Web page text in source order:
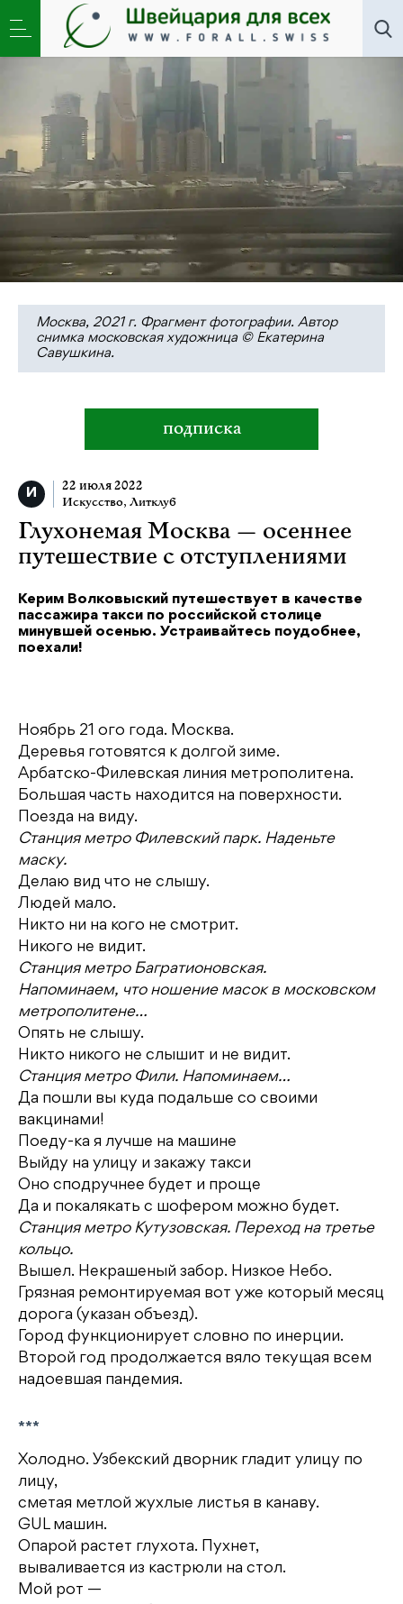
Искусство, Литклуб,Новости»Глухонемая Москва
— осеннее путешествие с отступлениями
Москва, 2021 г. Фрагмент фотографии. Автор
снимка московская художница © Екатерина
Савушкина.
подписка
22 июля 2022
Искусство, Литклуб
Глухонемая Москва — осеннее
путешествие с отступлениями
Керим Волковыский путешествует в качестве
пассажира такси по российской столице
минувшей осенью. Устраивайтесь поудобнее,
поехали!
Ноябрь 21 ого года. Москва.
Деревья готовятся к долгой зиме.
Арбатско-Филевская линия метрополитена.
Большая часть находится на поверхности.
Поезда на виду.
Станция метро Филевский парк. Наденьте
маску.
Делаю вид что не слышу.
Людей мало.
Никто ни на кого не смотрит.
Никого не видит.
Станция метро Багратионовская.
Напоминаем, что ношение масок в московском
метрополитене…
Опять не слышу.
Никто никого не слышит и не видит.
Станция метро Фили. Напоминаем…
Да пошли вы куда подальше со своими
вакцинами!
Поеду-ка я лучше на машине
Выйду на улицу и закажу такси
Оно сподручнее будет и проще
Да и покалякать с шофером можно будет.
Станция метро Кутузовская. Переход на третье
кольцо.
Вышел. Некрашеный забор. Низкое Небо.
Грязная ремонтируемая вот уже который месяц
дорога (указан объезд).
Город функционирует словно по инерции.
Второй год продолжается вяло текущая всем
надоевшая пандемия.
***
Холодно. Узбекский дворник гладит улицу по
лицу,
сметая метлой жухлые листья в канаву.
GUL машин.
Опарой растет глухота. Пухнет,
вываливается из кастрюли на стол.
Мой рот —